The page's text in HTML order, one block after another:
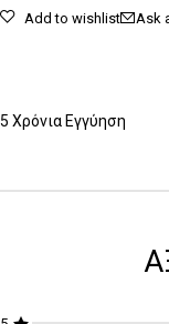
Add to wishlist Ask
5 Χρόνια Εγγύηση